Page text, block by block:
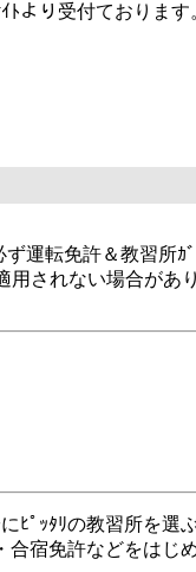
より受付ております
運転免許＆教習所
されない場合があ
ﾋﾟｯﾀﾘの教習所を
宿免許などをはじ